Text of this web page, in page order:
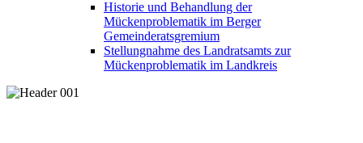
Historie und Behandlung der
Mückenproblematik im Berger
Gemeinderatsgremium
Stellungnahme des Landratsamts zur
Mückenproblematik im Landkreis